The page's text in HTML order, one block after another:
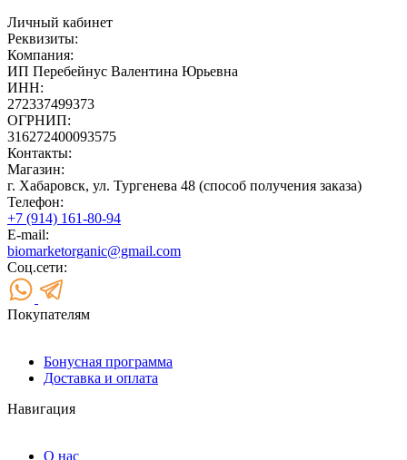
Личный кабинет
Реквизиты:
Компания:
ИП Перебейнус Валентина Юрьевна
ИНН:
272337499373
ОГРНИП:
316272400093575
Контакты:
Магазин:
г. Хабаровск, ул. Тургенева 48 (способ получения заказа)
Телефон:
+7 (914) 161-80-94
E-mail:
biomarketorganic@gmail.com
Соц.сети:
Покупателям
Бонусная программа
Доставка и оплата
Навигация
О нас